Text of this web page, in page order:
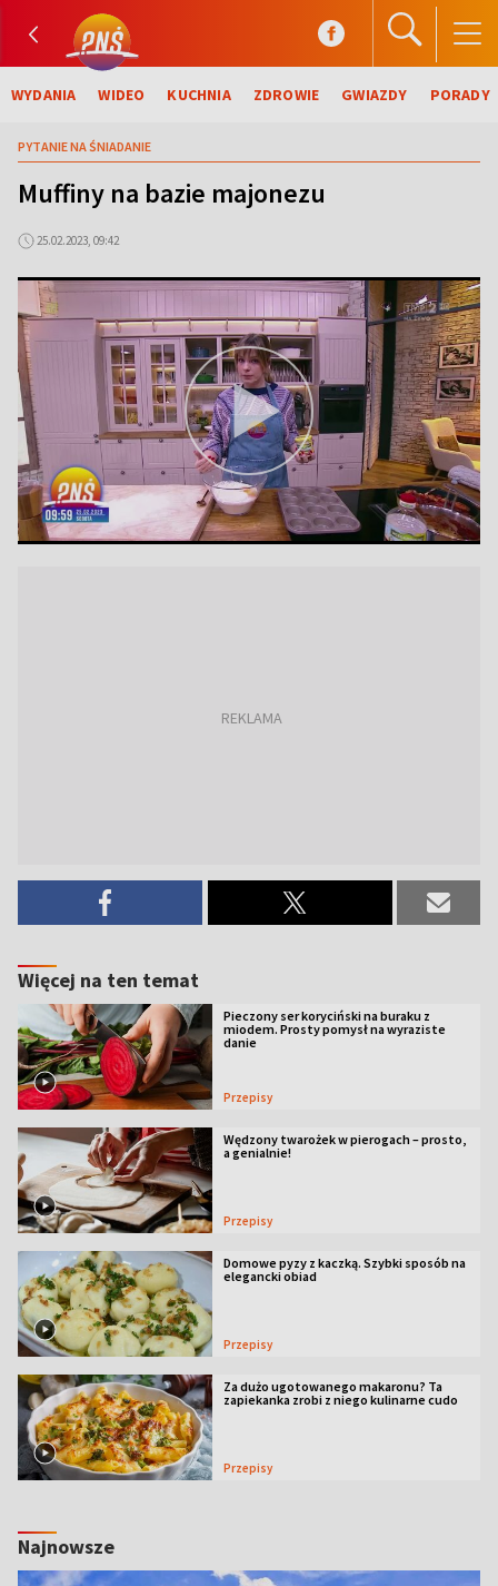
WYDANIA WIDEO KUCHNIA ZDROWIE GWIAZDY PORADY
PYTANIE NA ŚNIADANIE
Muffiny na bazie majonezu
25.02.2023, 09:42
Więcej na ten temat
Pieczony ser koryciński na buraku z
miodem. Prosty pomysł na wyraziste
danie
Przepisy
Wędzony twarożek w pierogach – prosto,
a genialnie!
Przepisy
Domowe pyzy z kaczką. Szybki sposób na
elegancki obiad
Przepisy
Za dużo ugotowanego makaronu? Ta
zapiekanka zrobi z niego kulinarne cudo
Przepisy
Najnowsze